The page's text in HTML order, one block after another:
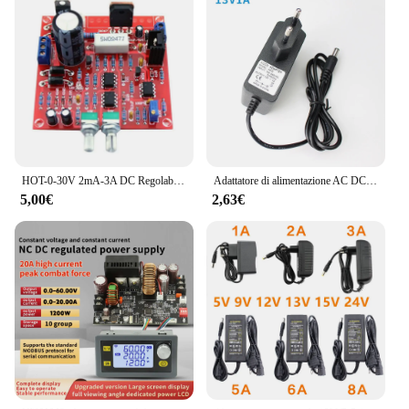
USB-C cable ensures a seamless connection,
allowing you to charge your devices without the
hassle of searching for additional cables. The
compact size and lightweight build make it easy to
carry in your bag or pocket, ensuring that you're
always prepared for a power boost when you need it
most. Whether you're at home, in the office, or on
the go, this power bank is the perfect companion for
your tablet and other USB-C devices.
**Built for the Modern User**
For those who value performance and reliability, the
alimentatore usb c 3a is an excellent choice. With its
ability to deliver a powerful 3A charging current, it
can quickly recharge your tablet, ensuring that you
can stay connected and productive throughout the
day. The design and style of this power bank are
tailored to the modern user, blending functionality
with a sleek aesthetic that complements any tech
setup. Whether you're a busy professional, a
student, or a tech enthusiast, this alimentatore usb c
HOT-0-30V 2mA-3A DC Regolabile Alimentazione Regolata di Alimentazione Kit FAI DA TE Breve con Protezione
5,00€
Adattatore di alimentazione AC DC Alimentazione da laboratorio 220V 110V A 3V 4V 5V 6V 8V 9V 12V 13V 14V 15V 1A DC Spina UE Sorgente Trasformatore universale
2,63€